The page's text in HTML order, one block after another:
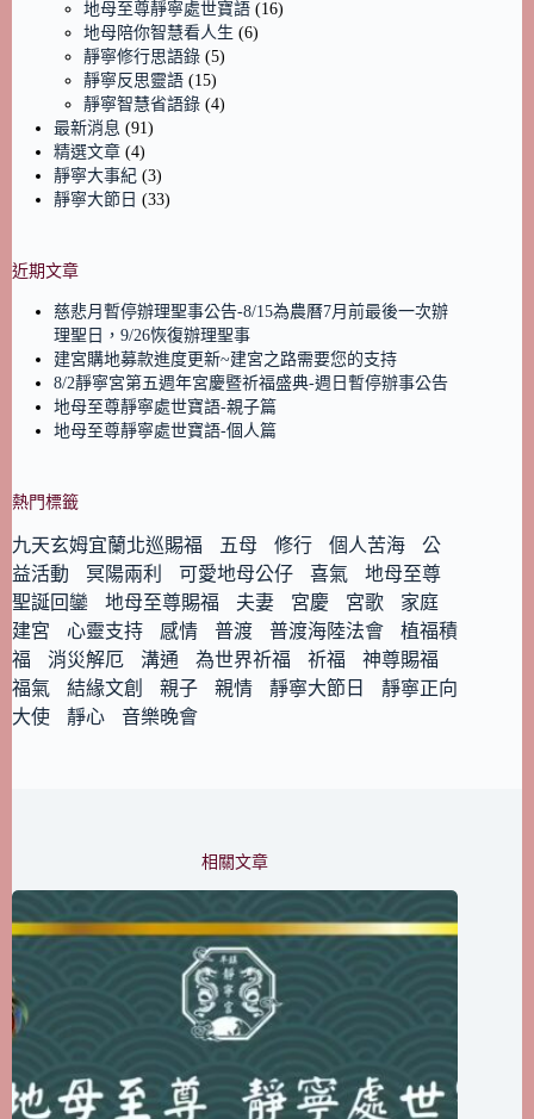
地母至尊靜寧處世寶語 (16)
地母陪你智慧看人生 (6)
靜寧修行思語錄 (5)
靜寧反思靈語 (15)
靜寧智慧省語錄 (4)
最新消息 (91)
精選文章 (4)
靜寧大事紀 (3)
靜寧大節日 (33)
近期文章
慈悲月暫停辦理聖事公告-8/15為農曆7月前最後一次辦
理聖日，9/26恢復辦理聖事
建宮購地募款進度更新~建宮之路需要您的支持
8/2靜寧宮第五週年宮慶暨祈福盛典-週日暫停辦事公告
地母至尊靜寧處世寶語-親子篇
地母至尊靜寧處世寶語-個人篇
熱門標籤
九天玄姆宜蘭北巡賜福 五母 修行 個人苦海
公
益活動
冥陽兩利 可愛地母公仔 喜氣
地母至尊
聖誕回鑾
地母至尊賜福 夫妻 宮慶 宮歌
家庭
建宮
心靈支持 感情 普渡 普渡海陸法會
植福積
福
消災解厄 溝通 為世界祈福 祈福
神尊賜福
福氣
結緣文創 親子 親情 靜寧大節日
靜寧正向
大使
靜心 音樂晚會
相關文章